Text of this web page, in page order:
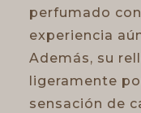
perfumado
experiencia
Además, su
ligeramente
sensación de